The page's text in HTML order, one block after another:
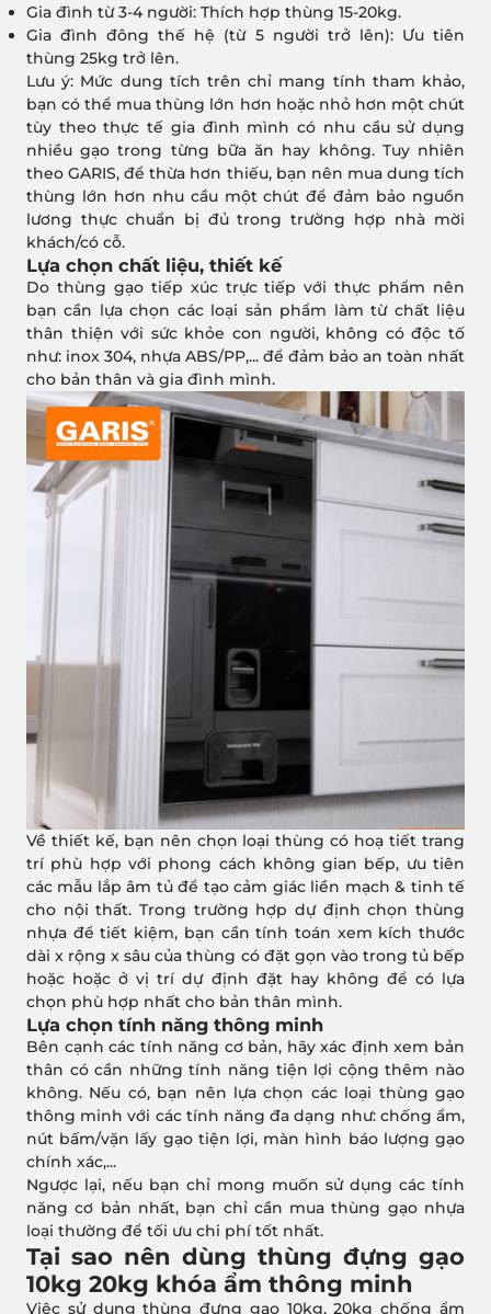
Gia đình từ 3-4 người: Thích hợp thùng 15-20kg.
Gia đình đông thế hệ (từ 5 người trở lên): Ưu tiên
thùng 25kg trở lên.
Lưu ý: Mức dung tích trên chỉ mang tính tham khảo,
bạn có thể mua thùng lớn hơn hoặc nhỏ hơn một chút
tùy theo thực tế gia đình mình có nhu cầu sử dụng
nhiều gạo trong từng bữa ăn hay không. Tuy nhiên
theo GARIS, để thừa hơn thiếu, bạn nên mua dung tích
thùng lớn hơn nhu cầu một chút để đảm bảo nguồn
lương thực chuẩn bị đủ trong trường hợp nhà mời
khách/có cỗ.
Lựa chọn chất liệu, thiết kế
Do thùng gạo tiếp xúc trực tiếp với thực phẩm nên
bạn cần lựa chọn các loại sản phẩm làm từ chất liệu
thân thiện với sức khỏe con người, không có độc tố
như: inox 304, nhựa ABS/PP,... để đảm bảo an toàn nhất
cho bản thân và gia đình mình.
Về thiết kế, bạn nên chọn loại thùng có hoạ tiết trang
trí phù hợp với phong cách không gian bếp, ưu tiên
các mẫu lắp âm tủ để tạo cảm giác liền mạch & tinh tế
cho nội thất. Trong trường hợp dự định chọn thùng
nhựa để tiết kiệm, bạn cần tính toán xem kích thước
dài x rộng x sâu của thùng có đặt gọn vào trong tủ bếp
hoặc hoặc ở vị trí dự định đặt hay không để có lựa
chọn phù hợp nhất cho bản thân mình.
Lựa chọn tính năng thông minh
Bên cạnh các tính năng cơ bản, hãy xác định xem bản
thân có cần những tính năng tiện lợi cộng thêm nào
không. Nếu có, bạn nên lựa chọn các loại thùng gạo
thông minh với các tính năng đa dạng như: chống ẩm,
nút bấm/vặn lấy gạo tiện lợi, màn hình báo lượng gạo
chính xác,...
Ngược lại, nếu bạn chỉ mong muốn sử dụng các tính
năng cơ bản nhất, bạn chỉ cần mua thùng gạo nhựa
loại thường để tối ưu chi phí tốt nhất.
Tại sao nên dùng thùng đựng gạo
10kg 20kg khóa ẩm thông minh
Việc sử dụng thùng đựng gạo 10kg, 20kg chống ẩm